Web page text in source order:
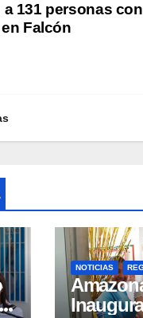
131 personas con
Falcón
NOTICIAS